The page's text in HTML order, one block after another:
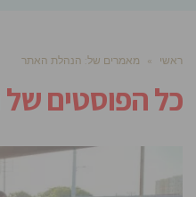
ראשי » מאמרים של: הנהלת האתר
כל הפוסטים של